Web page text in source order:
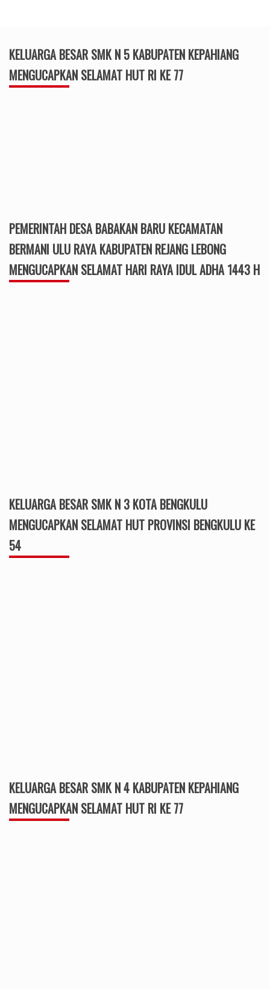
KELUARGA BESAR SMK N 5 KABUPATEN KEPAHIANG
MENGUCAPKAN SELAMAT HUT RI KE 77
PEMERINTAH DESA BABAKAN BARU KECAMATAN
BERMANI ULU RAYA KABUPATEN REJANG LEBONG
MENGUCAPKAN SELAMAT HARI RAYA IDUL ADHA 1443 H
KELUARGA BESAR SMK N 3 KOTA BENGKULU
MENGUCAPKAN SELAMAT HUT PROVINSI BENGKULU KE
54